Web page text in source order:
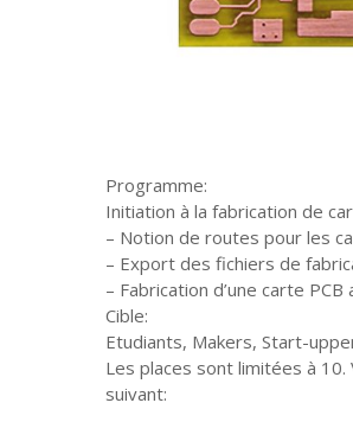
Programme:
Initiation à la fabrication de
– Notion de routes pour les
– Export des fichiers de
– Fabrication d’une carte
Cible:
Etudiants, Makers, Start-
Les places sont limitées à
suivant: